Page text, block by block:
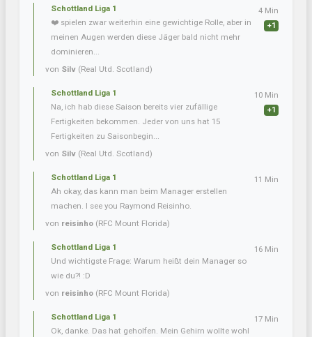
Schottland Liga 1
❤️ spielen zwar weiterhin eine gewichtige Rolle, aber in
meinen Augen werden diese Jäger bald nicht mehr
dominieren...
von Silv (Real Utd. Scotland)
4 Min
+1
Schottland Liga 1
Na, ich hab diese Saison bereits vier zufällige
Fertigkeiten bekommen. Jeder von uns hat 15
Fertigkeiten zu Saisonbegin...
von Silv (Real Utd. Scotland)
10 Min
+1
Schottland Liga 1
Ah okay, das kann man beim Manager erstellen
machen. I see you Raymond Reisinho.
von reisinho (RFC Mount Florida)
11 Min
Schottland Liga 1
Und wichtigste Frage: Warum heißt dein Manager so
wie du?! :D
von reisinho (RFC Mount Florida)
16 Min
Schottland Liga 1
Ok, danke. Das hat geholfen. Mein Gehirn wollte wohl
17 Min